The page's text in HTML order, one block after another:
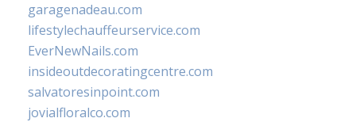
garagenadeau.com
lifestylechauffeurservice.com
EverNewNails.com
insideoutdecoratingcentre.com
salvatoresinpoint.com
jovialfloralco.com